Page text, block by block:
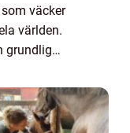
väcker
världen.
grundlig
p...